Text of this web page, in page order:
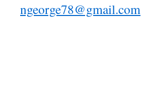
ngeorge78@gmail.com